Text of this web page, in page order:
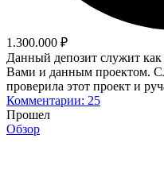
1.300.000 ₽
Данный депозит служит как
Вами и данным проектом.
проверила этот проект и
Комментарии: 25
Прошел
Обзор